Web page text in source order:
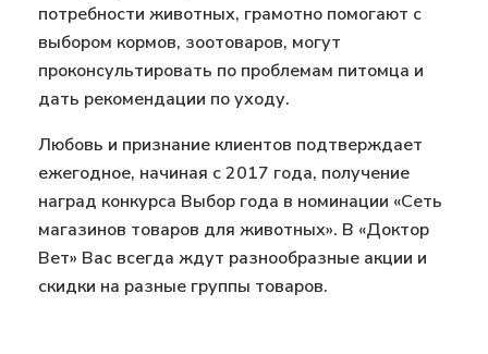
потребности животных, грамотно помогают с
выбором кормов, зоотоваров, могут
проконсультировать по проблемам питомца и
дать рекомендации по уходу.
Любовь и признание клиентов подтверждает
ежегодное, начиная с 2017 года, получение
наград конкурса Выбор года в номинации «Сеть
магазинов товаров для животных». В «Доктор
Вет» Вас всегда ждут разнообразные акции и
скидки на разные группы товаров.